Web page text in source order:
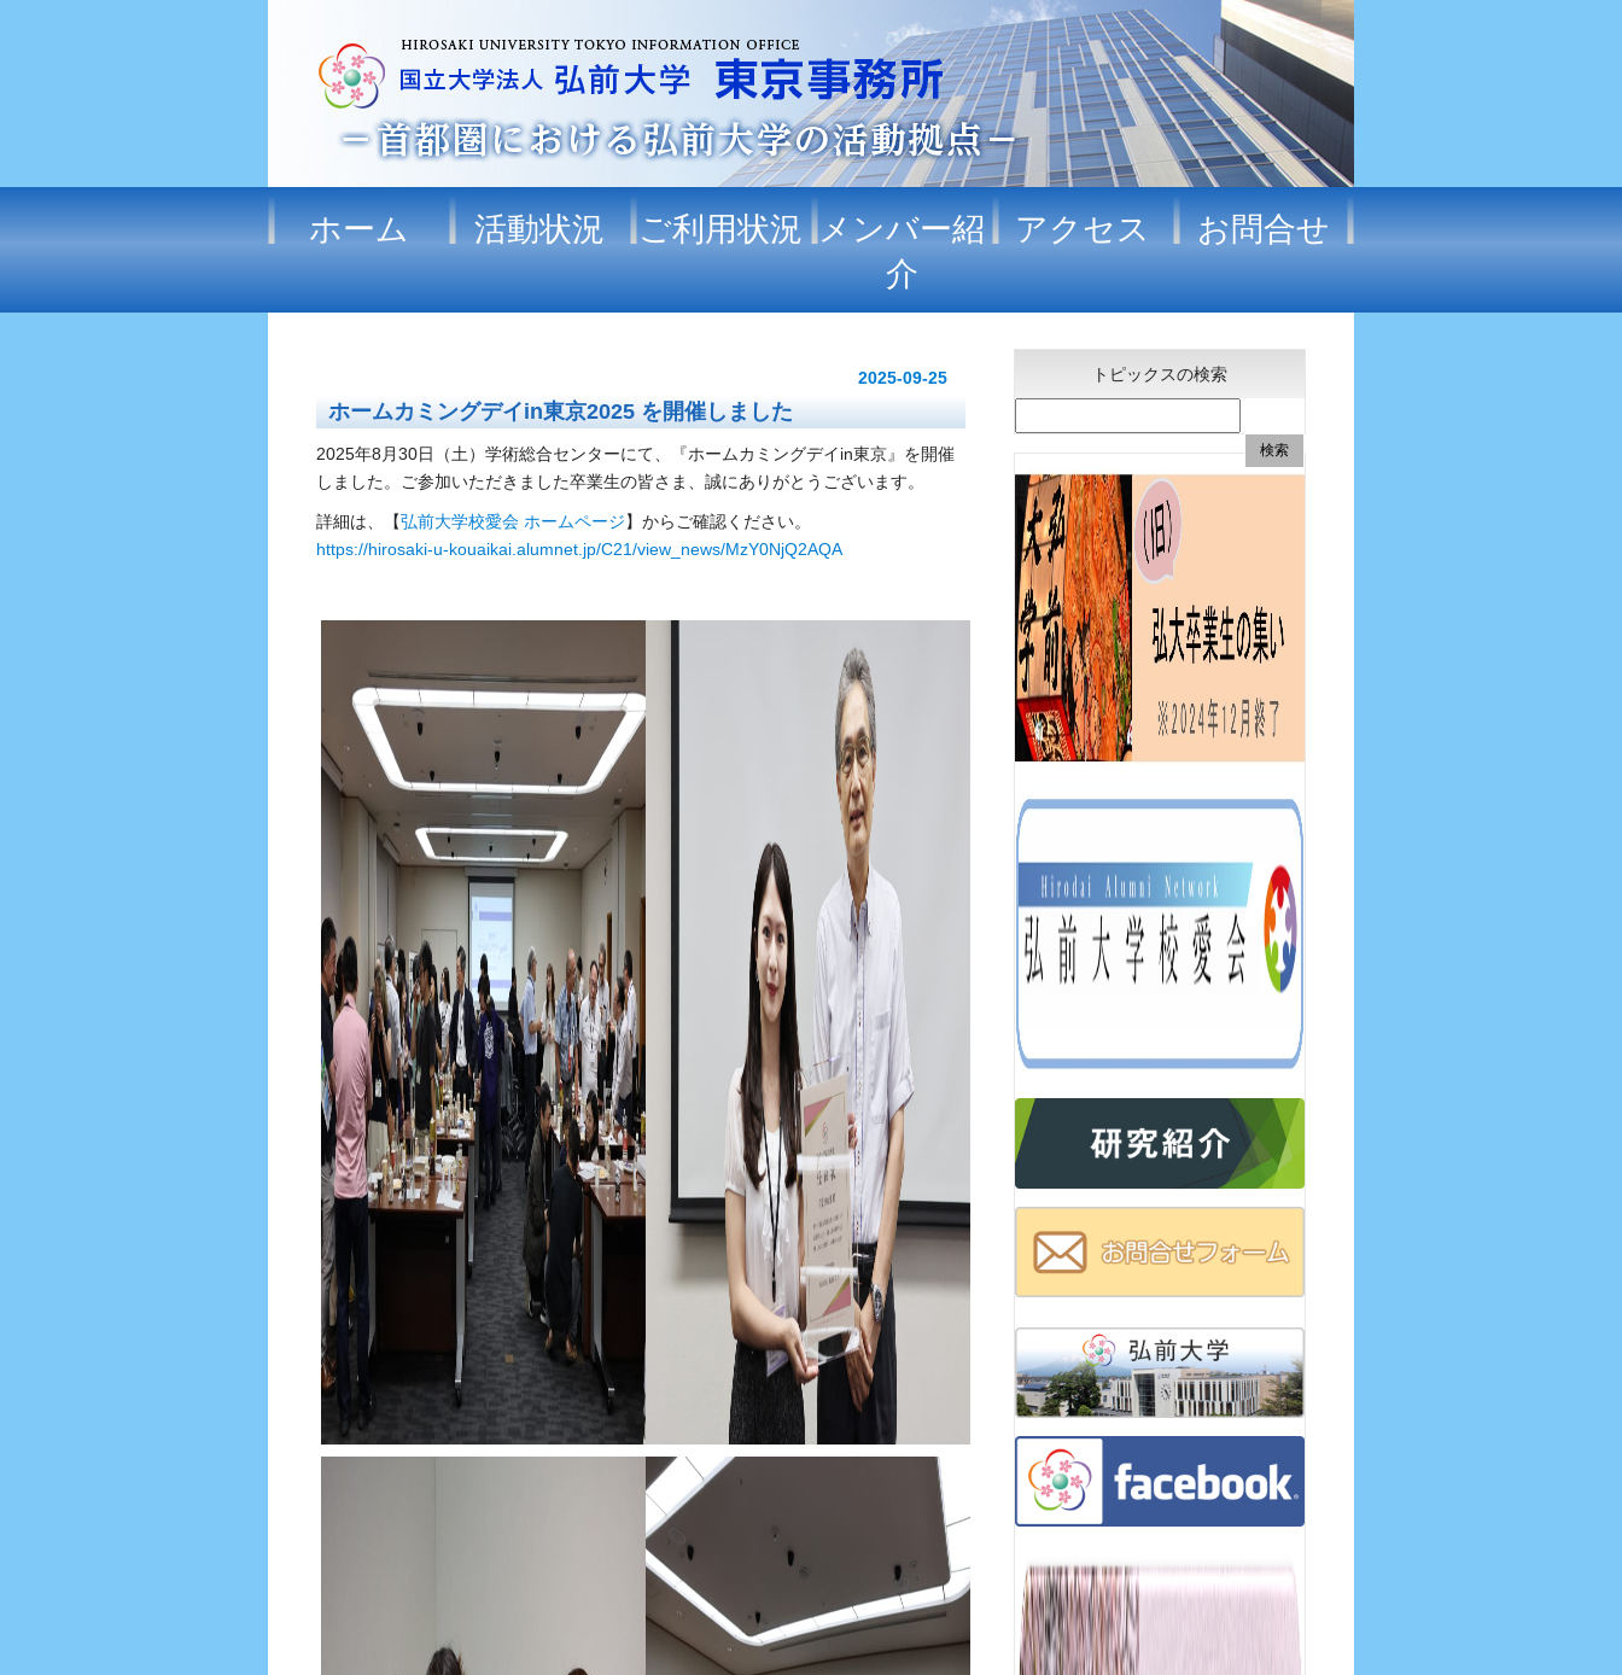
ホーム 活動状況 ご利用状況 メンバー紹
介
アクセス お問合せ
2025-09-25
ホームカミングデイin東京2025 を開催しました
2025年8月30日（土）学術総合センターにて、『ホームカミングデイin東京』を開催
しました。
ご参加いただきました卒業生の皆さま、誠にありがとうございます。
詳細は、【弘前大学校愛会 ホームページ】からご確認ください。
https://hirosaki-u-kouaikai.alumnet.jp/C21/view_news/MzY0NjQ2AQA
トピックスの検索